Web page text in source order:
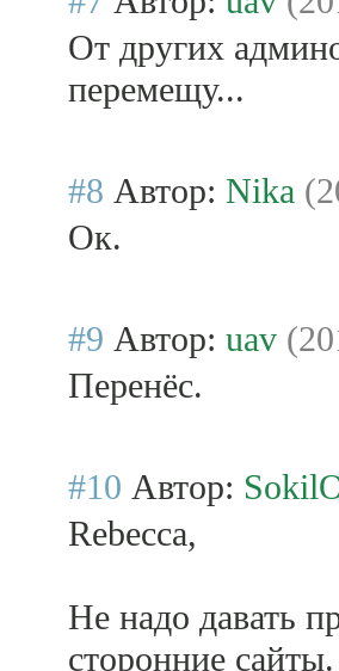
От других
перемещу...
#8 Автор: Nika
Ок.
#9 Автор: uav
Перенёс.
#10 Автор:
Rebecca,
Не надо давать
сторонние